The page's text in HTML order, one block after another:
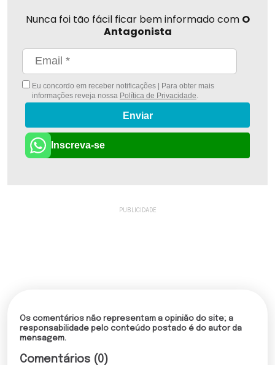
Nunca foi tão fácil ficar bem informado com O
Antagonista
Eu concordo em receber notificações | Para obter mais
informações reveja nossa Política de Privacidade
Enviar
Inscreva-se
Os comentários não representam a opinião do site; a
responsabilidade pelo conteúdo postado é do autor da
mensagem.
Comentários (0)